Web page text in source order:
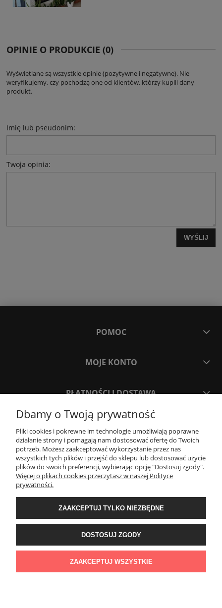
OPINIE O PRODUKCIE (0)
Wyświetlane są wszystkie opinie (pozytywne i negatywne). Nie
weryfikujemy, czy pochodzą one od klientów, którzy kupili dany
produkt.
Imię lub pseudonim:
Twoja opinia:
WYŚLIJ
POMOC
MOJE KONTO
PŁATNOŚCI I DOSTAWA
INFORMACJE
O NAS
e-mail:info@projectstone.pltel.536 989 800
Obserwuj nas na social media!
Dbamy o Twoją prywatność
Pliki cookies i pokrewne im technologie umożliwiają poprawne
działanie strony i pomagają nam dostosować ofertę do Twoich
potrzeb. Możesz zaakceptować wykorzystanie przez nas
wszystkich tych plików i przejść do sklepu lub dostosować użycie
plików do swoich preferencji, wybierając opcję "Dostosuj zgody".
Więcej o plikach cookies przeczytasz w naszej Polityce
prywatności.
ZAAKCEPTUJ TYLKO NIEZBĘDNE
DOSTOSUJ ZGODY
ZAAKCEPTUJ WSZYSTKIE